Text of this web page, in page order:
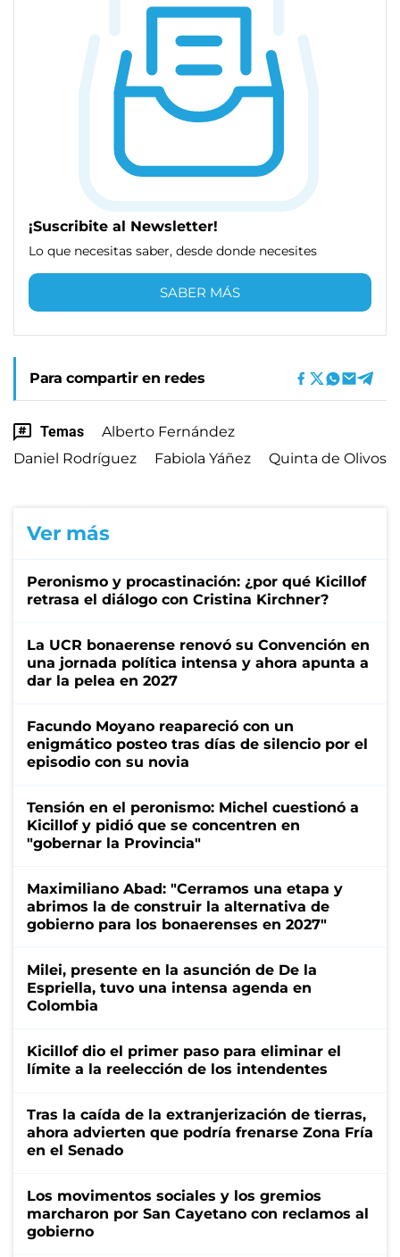
¡Suscribite al Newsletter!
Lo que necesitas saber, desde donde necesites
SABER MÁS
Para compartir en redes
Temas
Alberto Fernández
Daniel Rodríguez
Fabiola Yáñez Quinta de Olivos
Ver más
Peronismo y procastinación: ¿por qué Kicillof
retrasa el diálogo con Cristina Kirchner?
La UCR bonaerense renovó su Convención en
una jornada política intensa y ahora apunta a
dar la pelea en 2027
Facundo Moyano reapareció con un
enigmático posteo tras días de silencio por el
episodio con su novia
Tensión en el peronismo: Michel cuestionó a
Kicillof y pidió que se concentren en
"gobernar la Provincia"
Maximiliano Abad: "Cerramos una etapa y
abrimos la de construir la alternativa de
gobierno para los bonaerenses en 2027"
Milei, presente en la asunción de De la
Espriella, tuvo una intensa agenda en
Colombia
Kicillof dio el primer paso para eliminar el
límite a la reelección de los intendentes
Tras la caída de la extranjerización de tierras,
ahora advierten que podría frenarse Zona Fría
en el Senado
Los movimentos sociales y los gremios
marcharon por San Cayetano con reclamos al
gobierno